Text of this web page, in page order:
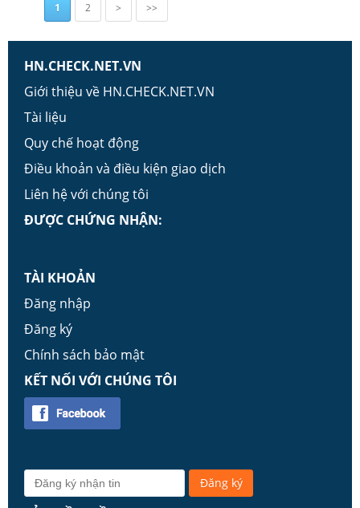
1 2 > >>
HN.CHECK.NET.VN
Giới thiệu về HN.CHECK.NET.VN
Tài liệu
Quy chế hoạt động
Điều khoản và điều kiện giao dịch
Liên hệ với chúng tôi
ĐƯỢC CHỨNG NHẬN:
TÀI KHOẢN
Đăng nhập
Đăng ký
Chính sách bảo mật
KẾT NỐI VỚI CHÚNG TÔI